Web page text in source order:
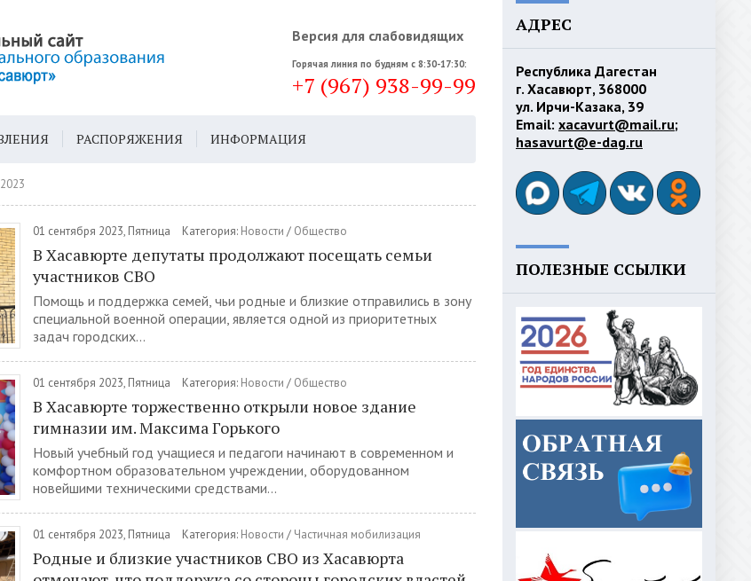
Версия для слабовидящих
Горячая линия по будням с 8:30-17:30:
+7 (967) 938-99-99
РАСПОРЯЖЕНИЯ ИНФОРМАЦИЯ
ПЛАН
01 сентября 2023, Пятница Категория: Новости / Общество
В Хасавюрте депутаты продолжают посещать семьи
участников СВО
Помощь и поддержка семей, чьи родные и близкие отправились в зону
специальной военной операции, является одной из приоритетных
задач городских...
01 сентября 2023, Пятница Категория: Новости / Общество
В Хасавюрте торжественно открыли новое здание
гимназии им. Максима Горького
Новый учебный год учащиеся и педагоги начинают в современном и
комфортном образовательном учреждении, оборудованном
новейшими техническими средствами...
01 сентября 2023, Пятница Категория: Новости / Частичная мобилизация
Родные и близкие участников СВО из Хасавюрта
АДРЕС
Республика Дагестан
г. Хасавюрт, 368000
ул. Ирчи-Казака, 39
Email: xacavurt@mail.ru;
hasavurt@e-dag.ru
ПОЛЕЗНЫЕ ССЫЛКИ